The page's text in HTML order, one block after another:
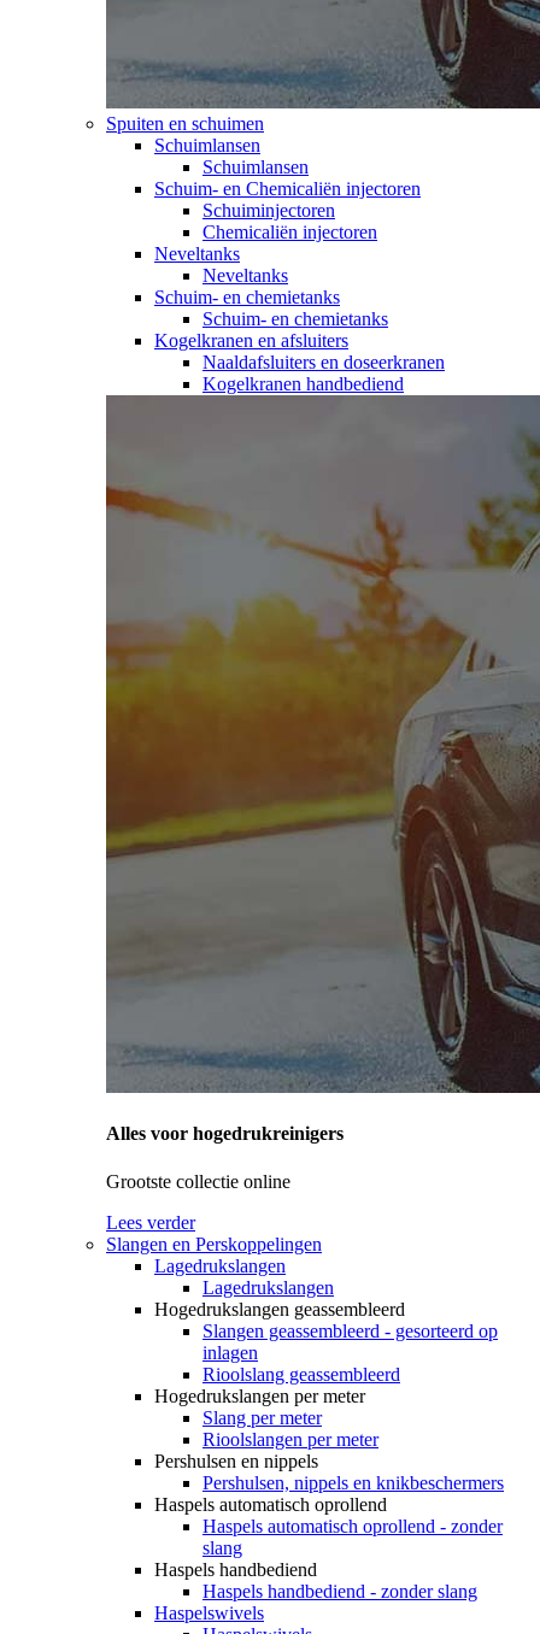
Spuiten en schuimen
Schuimlansen
Schuimlansen
Schuim- en Chemicaliën injectoren
Schuiminjectoren
Chemicaliën injectoren
Neveltanks
Neveltanks
Schuim- en chemietanks
Schuim- en chemietanks
Kogelkranen en afsluiters
Naaldafsluiters en doseerkranen
Kogelkranen handbediend
Alles voor hogedrukreinigers
Grootste collectie online
Lees verder
Slangen en Perskoppelingen
Lagedrukslangen
Lagedrukslangen
Hogedrukslangen geassembleerd
Slangen geassembleerd - gesorteerd op
inlagen
Rioolslang geassembleerd
Hogedrukslangen per meter
Slang per meter
Rioolslangen per meter
Pershulsen en nippels
Pershulsen, nippels en knikbeschermers
Haspels automatisch oprollend
Haspels automatisch oprollend - zonder
slang
Haspels handbediend
Haspels handbediend - zonder slang
Haspelswivels